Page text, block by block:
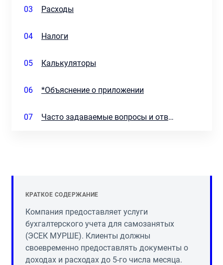
03 Расходы
04 Налоги
05 Калькуляторы
06 *Объяснение о приложении
07 Часто задаваемые вопросы и ответы
КРАТКОЕ СОДЕРЖАНИЕ
Компания предоставляет услуги
бухгалтерского учета для самозанятых
(ЭСЕК МУРШЕ). Клиенты должны
своевременно предоставлять документы о
доходах и расходах до 5-го числа месяца.